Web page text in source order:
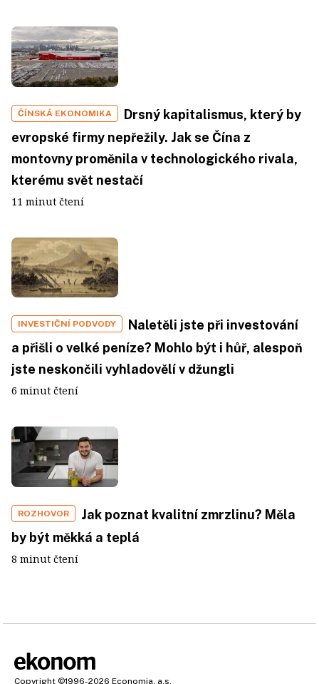
ČÍNSKÁ EKONOMIKA
Drsný kapitalismus, který by
evropské firmy nepřežily. Jak se Čína z
montovny proměnila v technologického rivala,
kterému svět nestačí
11 minut čtení
INVESTIČNÍ PODVODY
Naletěli jste při investování
a přišli o velké peníze? Mohlo být i hůř, alespoň
jste neskončili vyhladovělí v džungli
6 minut čtení
ROZHOVOR
Jak poznat kvalitní zmrzlinu? Měla
by být měkká a teplá
8 minut čtení
Copyright ©1996-2026 Economia, a.s.